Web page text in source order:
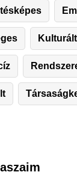
Kulturált